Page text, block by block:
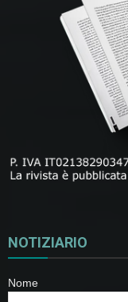
NOTIZIARIO
Nome